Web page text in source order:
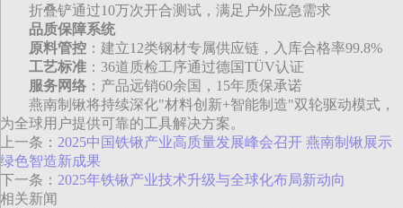
折叠铲通过10万次开合测试，满足户外应急需求
品质保障系统
原料管控 ：建立12类钢材专属供应链，入库合格率99.8%
工艺标准 ：36道质检工序通过德国TÜV认证
服务网络 ：产品远销60余国，15年质保承诺
燕南制锹将持续深化"材料创新+智能制造"双轮驱动模式，
为全球用户提供可靠的工具解决方案。
上一条： 2025中国铁锹产业高质量发展峰会召开 燕南制锹展示
绿色智造新成果
下一条： 2025年铁锹产业技术升级与全球化布局新动向
相关新闻